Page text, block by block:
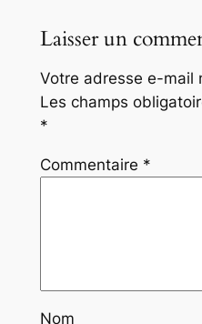
Laisser un
Votre adresse e-mail
Les champs
*
Commentaire *
Nom